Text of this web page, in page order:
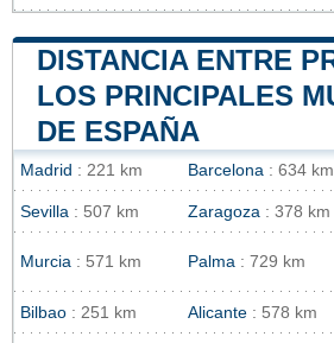
DISTANCIA ENTRE
LOS PRINCIPALES
DE ESPAÑA
Madrid : 221 km Barcelona : 634 km
Sevilla : 507 km Zaragoza : 378 km
Murcia : 571 km Palma : 729 km
Bilbao : 251 km Alicante : 578 km